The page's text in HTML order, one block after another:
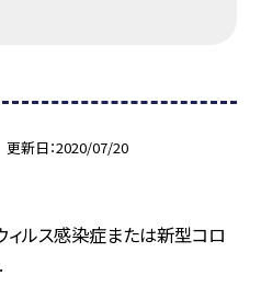
更新日 2020/07/20
ィルス感染症または新型コロ